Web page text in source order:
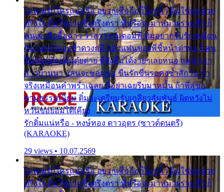
ไม่เคยรักใครแน่หรือ อยากเชื่อถือก็ไม่กล้า ติ๋มใช่คนสวย
ตรึงใจ ติ๋มใช่งามซึ้งตรึงตรา พี่หรือจะมาหมายร่วมชีวี ก็
คนเขาลืออื้อฉาว ว่าสาวๆรุมตอมพี่ ติ๋มอยากรับรักเหมือน
กัน แต่หวั่นจะช้ำดวงฤดี กลัวแฟนของพี่ชี้หน้าด่าทอ ก็คน
ชื่อต๋อยต้อยตุ้มตุ๋ยต่าย พี่ยังลืมได้ง่ายๆเลยหนอ แค่ตัวเรา
สาวบ้านนา แสนจะซอมซ่อ ขืนรักขืนรอคงช้ำสักวัน ถ้า
จริงเหมือนคำพร่ำเฉลย พี่อย่าเฉยรีบมาหมั้น ถ้าพี่สู่ขอ
ตามธรรมเนียม ติ๋มจะเตรียมรับเกลียวสัมพันธ์ ผิดหวังไม่
หวั่นขอยอมได้เคียง
รักติ๋มแน่หรือ - หงษ์ทอง ดาวอุดร (ซาวด์ดนตรี)
(KARAOKE)
29 views • 10.07.2569
ไม่เคยรักใครแน่หรือ อยากเชื่อถือก็ไม่กล้า ติ๋มใช่คนสวย
ตรึงใจ ติ๋มใช่งามซึ้งตรึงตรา พี่หรือจะมาหมายร่วมชีวี ก็